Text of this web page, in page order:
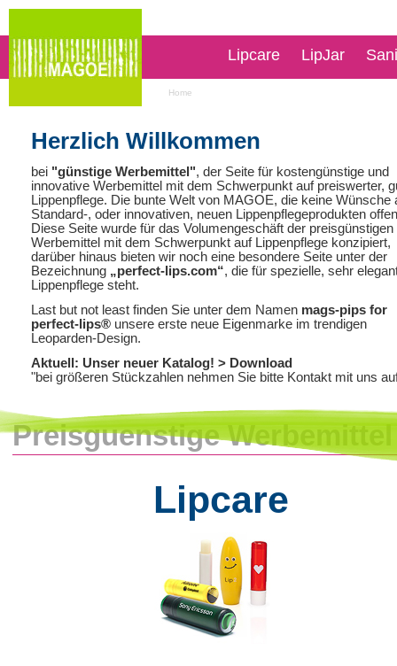
Lipcare LipJar
Home
Herzlich Willkommen
bei "günstige Werbemittel", der Seite für kostengünstige und
innovative Werbemittel mit dem Schwerpunkt auf preiswerter,
Lippenpflege. Die bunte Welt von MAGOE, die keine Wünsche
Standard-, oder innovativen, neuen Lippenpflegeprodukten
Diese Seite wurde für das Volumengeschäft der preisgünstigen
Werbemittel mit dem Schwerpunkt auf Lippenpflege konzipiert,
darüber hinaus bieten wir noch eine besondere Seite unter der
Bezeichnung „perfect-lips.com“, die für spezielle, sehr
Lippenpflege steht.
Last but not least finden Sie unter dem Namen mags-pips for
perfect-lips® unsere erste neue Eigenmarke im trendigen
Leoparden-Design.
Aktuell: Unser neuer Katalog! > Download
"bei größeren Stückzahlen nehmen Sie bitte Kontakt mit uns
Preisguenstige
Lipcare